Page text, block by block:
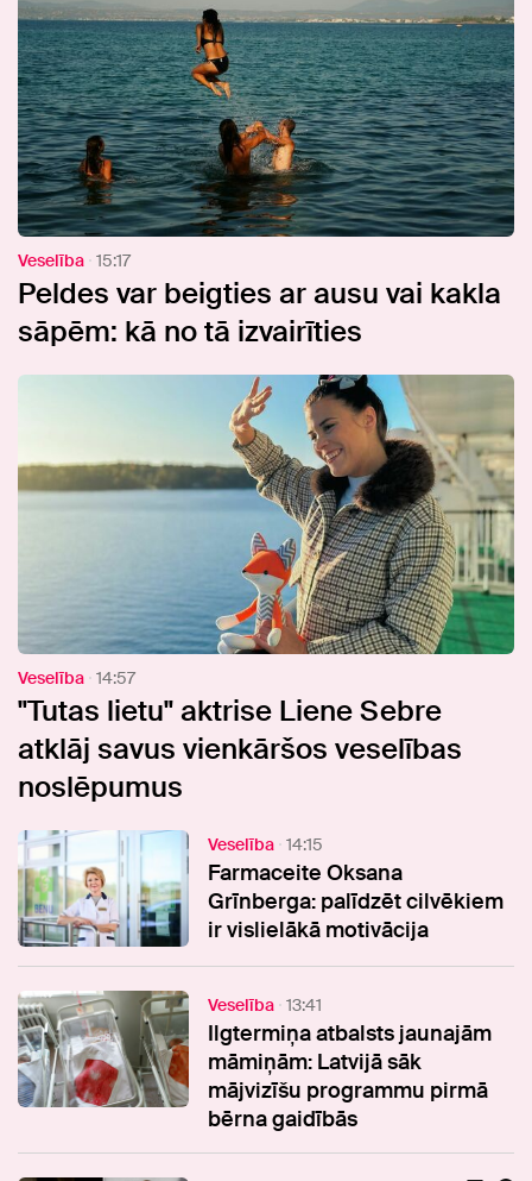
Veselība 15:17
Peldes var beigties ar ausu vai kakla
sāpēm: kā no tā izvairīties
Veselība 14:57
"Tutas lietu" aktrise Liene Sebre
atklāj savus vienkāršos veselības
noslēpumus
Veselība 14:15
Farmaceite Oksana
Grīnberga: palīdzēt cilvēkiem
ir vislielākā motivācija
Veselība 13:41
Ilgtermiņa atbalsts jaunajām
māmiņām: Latvijā sāk
mājvizīšu programmu pirmā
bērna gaidībās